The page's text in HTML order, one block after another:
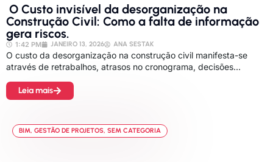
O Custo invisível da desorganização na
Construção Civil: Como a falta de informação
gera riscos.
1:42 PM JANEIRO 13, 2026 ANA SESTAK
O custo da desorganização na construção civil manifesta-se
através de retrabalhos, atrasos no cronograma, decisões...
Leia mais
BIM, GESTÃO DE PROJETOS, SEM CATEGORIA